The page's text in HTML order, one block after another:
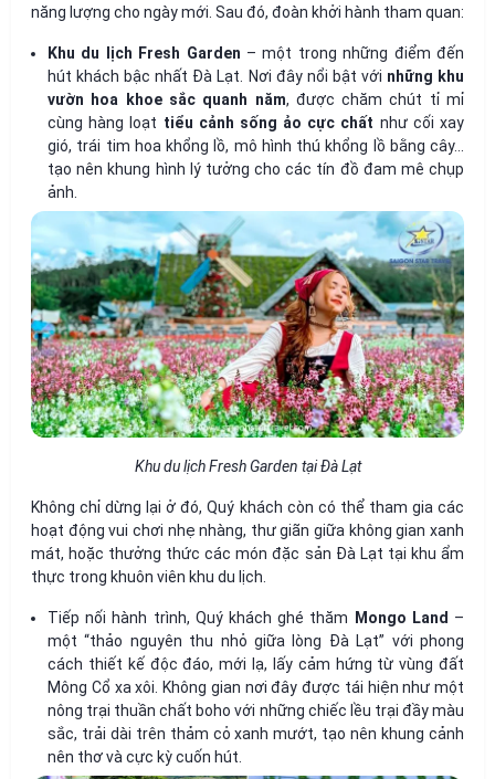
năng lượng cho ngày mới. Sau đó, đoàn khởi hành tham quan:
Khu du lịch Fresh Garden – một trong những điểm đến
hút khách bậc nhất Đà Lạt. Nơi đây nổi bật với những khu
vườn hoa khoe sắc quanh năm, được chăm chút tỉ mỉ
cùng hàng loạt tiểu cảnh sống ảo cực chất như cối xay
gió, trái tim hoa khổng lồ, mô hình thú khổng lồ bằng cây...
tạo nên khung hình lý tưởng cho các tín đồ đam mê chụp
ảnh.
Khu du lịch Fresh Garden tại Đà Lạt
Không chỉ dừng lại ở đó, Quý khách còn có thể tham gia các
hoạt động vui chơi nhẹ nhàng, thư giãn giữa không gian xanh
mát, hoặc thưởng thức các món đặc sản Đà Lạt tại khu ẩm
thực trong khuôn viên khu du lịch.
Tiếp nối hành trình, Quý khách ghé thăm Mongo Land –
một “thảo nguyên thu nhỏ giữa lòng Đà Lạt” với phong
cách thiết kế độc đáo, mới lạ, lấy cảm hứng từ vùng đất
Mông Cổ xa xôi. Không gian nơi đây được tái hiện như một
nông trại thuần chất boho với những chiếc lều trại đầy màu
sắc, trải dài trên thảm cỏ xanh mướt, tạo nên khung cảnh
nên thơ và cực kỳ cuốn hút.